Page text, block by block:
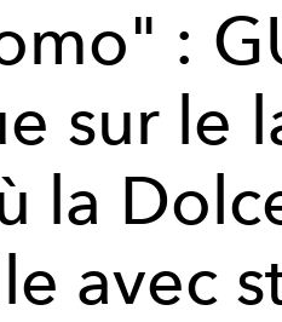
:
sur le
la
avec